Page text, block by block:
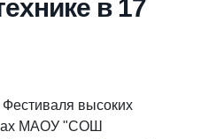
в 17
Фестиваля высоких
МАОУ "СОШ